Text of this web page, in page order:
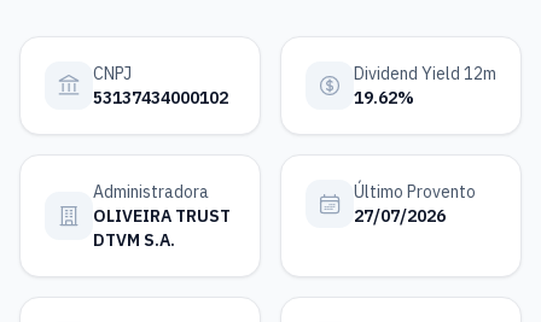
CNPJ
53137434000102
Dividend Yield 12m
19.62%
Administradora
OLIVEIRA TRUST
DTVM S.A.
Último Provento
27/07/2026